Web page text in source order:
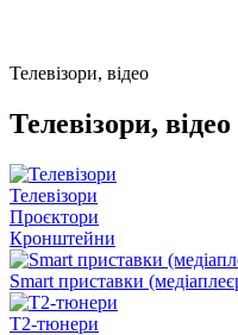
Телевізори, відео
Телевізори, відео
Телевізори
Проєктори
Кронштейни
Smart приставки
Т2-тюнери